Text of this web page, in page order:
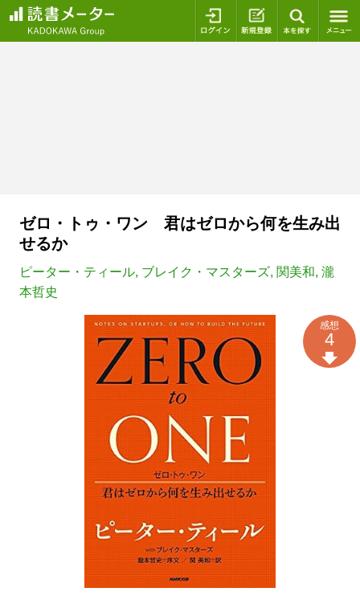
ログイン 新規登録
ゼロ・トゥ・ワン 君はゼロから何を生み出
せるか
ピーター・ティール, ブレイク・マスターズ, 関美和, 瀧
本哲史
感想
4